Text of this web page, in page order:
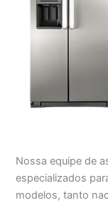
Nossa equipe de
especializados
modelos, tanto